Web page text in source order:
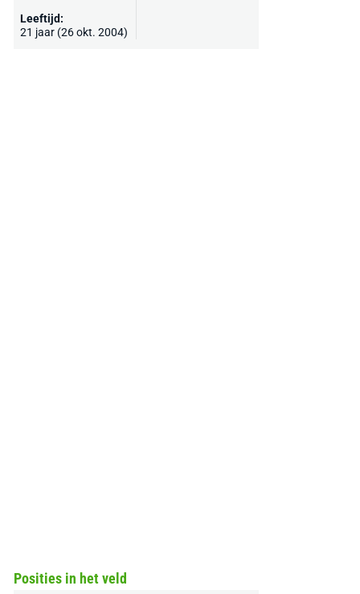
Leeftijd:
21 jaar (26 okt. 2004)
Posities in het veld